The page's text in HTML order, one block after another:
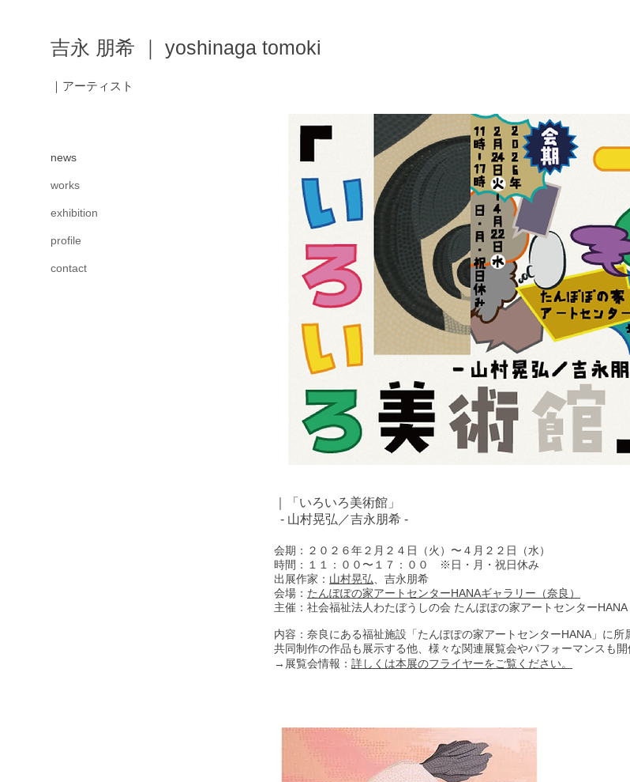
news
works
exhibition
profile
contact
吉永 朋希 ｜ yoshinaga tomoki
｜アーティスト
｜「いろいろ美術館」
- 山村晃弘／吉永朋希 -
会期：２０２６年２月２４日（火）〜４月２２日（水）
時間：１１：００〜１７：００ ※日・月・祝日休み
出展作家： 山村晃弘 、吉永朋希
会場： たんぽぽの家アートセンターHANAギャラリー（奈良）
主催：社会福祉法人わたぼうしの会 たんぽぽの家アートセンターHANA
内容：奈良にある福祉施設「たんぽぽの家アートセンターHANA」に
共同制作の作品も展示する他、様々な関連展覧会やパフォーマンスも開
→展覧会情報： 詳しくは本展のフライヤーをご覧ください。